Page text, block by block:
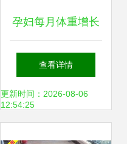
孕妇每月体重增长
标准是什么？——
以蛇口人民医院指
查看详情
更新时间：2026-08-06
12:54:25